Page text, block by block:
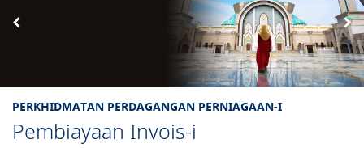
PERKHIDMATAN PERDAGANGAN PERNIAGAAN-I
Pembiayaan Invois-i